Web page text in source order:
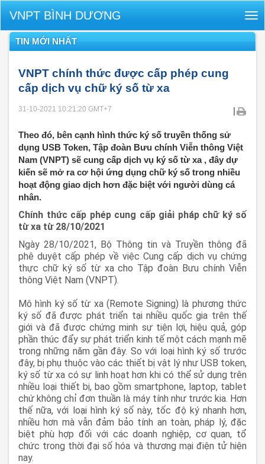
VNPT BÌNH DƯƠNG
TIN MỚI NHẤT
VNPT chính thức được cấp phép cung
cấp dịch vụ chữ ký số từ xa
31-10-2021 10:21:20 GMT+7 |
Theo đó, bên cạnh hình thức ký số truyền thống sử
dụng USB Token, Tập đoàn Bưu chính Viễn thông Việt
Nam (VNPT) sẽ cung cấp dịch vụ ký số từ xa , đây dự
kiến sẽ mở ra cơ hội ứng dụng chữ ký số trong nhiều
hoạt động giao dịch hơn đặc biệt với người dùng cá
nhân.
Chính thức cấp phép cung cấp giải pháp chữ ký số
từ xa từ 28/10/2021
Ngày 28/10/2021, Bộ Thông tin và Truyền thông đã
phê duyệt cấp phép về việc Cung cấp dịch vụ chứng
thực chữ ký số từ xa cho Tập đoàn Bưu chính Viễn
thông Việt Nam (VNPT).
Mô hình ký số từ xa (Remote Signing) là phương thức
ký số đã được phát triển tại nhiều quốc gia trên thế
giới và đã được chứng minh sự tiện lợi, hiệu quả, góp
phần thúc đẩy sự phát triển kinh tế một cách mạnh mẽ
trong những năm gần đây. So với loại hình ký số trước
đây, bị phụ thuộc vào các thiết bị vật lý như USB token,
ký số từ xa có sự linh hoạt hơn khi có thể sử dụng trên
nhiều loại thiết bị, bao gồm smartphone, laptop, tablet
chứ không chỉ đơn thuần là máy tính như trước kia. Hơn
thế nữa, với loại hình ký số này, tốc độ ký nhanh hơn,
nhiều hơn mà vẫn đảm bảo tính an toàn, pháp lý, đặc
biệt phù hợp đối với các doanh nghiệp, cơ quan, tổ
chức trong thời đại số hóa và thương mại điện tử hiện
nay.